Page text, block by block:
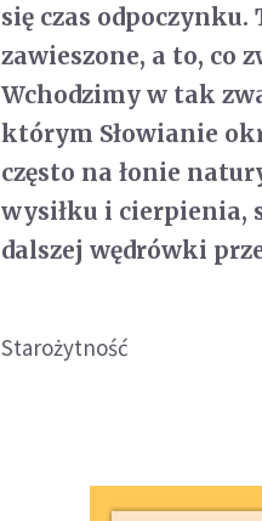
się czas
zawieszone, a to, co
Wchodzimy w tak
którym Słowianie
często na łonie
wysiłku i cierpienia,
dalszej wędrówki
Starożytność